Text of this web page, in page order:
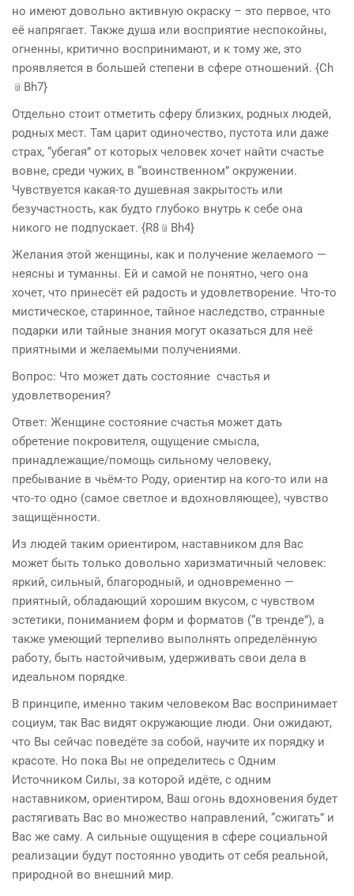
но имеют довольно активную окраску – это первое, что
её напрягает. Также душа или восприятие неспокойны,
огненны, критично воспринимают, и к тому же, это
проявляется в большей степени в сфере отношений. {Ch
﹫Bh7}
Отдельно стоит отметить сферу близких, родных людей,
родных мест. Там царит одиночество, пустота или даже
страх, “убегая” от которых человек хочет найти счастье
вовне, среди чужих, в “воинственном” окружении.
Чувствуется какая-то душевная закрытость или
безучастность, как будто глубоко внутрь к себе она
никого не подпускает. {R8﹫Bh4}
Желания этой женщины, как и получение желаемого —
неясны и туманны. Ей и самой не понятно, чего она
хочет, что принесёт ей радость и удовлетворение. Что-то
мистическое, старинное, тайное наследство, странные
подарки или тайные знания могут оказаться для неё
приятными и желаемыми получениями.
Вопрос: Что может дать состояние счастья и
удовлетворения?
Ответ: Женщине состояние счастья может дать
обретение покровителя, ощущение смысла,
принадлежащие/помощь сильному человеку,
пребывание в чьём-то Роду, ориентир на кого-то или на
что-то одно (самое светлое и вдохновляющее), чувство
защищённости.
Из людей таким ориентиром, наставником для Вас
может быть только довольно харизматичный человек:
яркий, сильный, благородный, и одновременно —
приятный, обладающий хорошим вкусом, с чувством
эстетики, пониманием форм и форматов (“в тренде”), а
также умеющий терпеливо выполнять определённую
работу, быть настойчивым, удерживать свои дела в
идеальном порядке.
В принципе, именно таким человеком Вас воспринимает
социум, так Вас видят окружающие люди. Они ожидают,
что Вы сейчас поведёте за собой, научите их порядку и
красоте. Но пока Вы не определитесь с Одним
Источником Силы, за которой идёте, с одним
наставником, ориентиром, Ваш огонь вдохновения будет
растягивать Вас во множество направлений, “сжигать” и
Вас же саму. А сильные ощущения в сфере социальной
реализации будут постоянно уводить от себя реальной,
природной во внешний мир.